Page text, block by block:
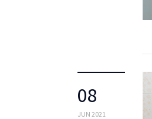
08
JUN 2021